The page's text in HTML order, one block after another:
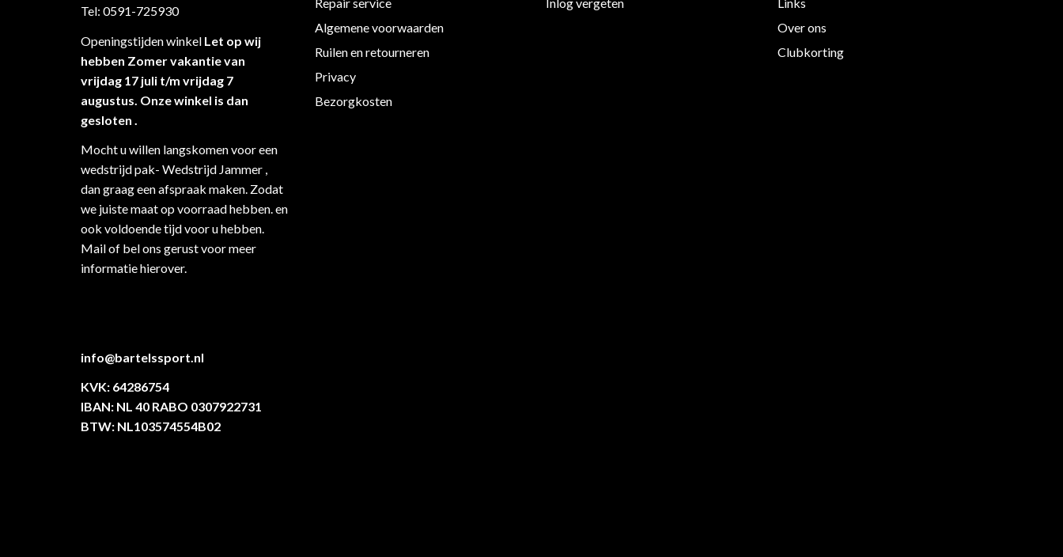
Tel: 0591-725930
Openingstijden winkel Let op wij
hebben Zomer vakantie van
vrijdag 17 juli t/m vrijdag 7
augustus. Onze winkel is dan
gesloten .
Mocht u willen langskomen voor een
wedstrijd pak- Wedstrijd Jammer ,
dan graag een afspraak maken. Zodat
we juiste maat op voorraad hebben. en
ook voldoende tijd voor u hebben.
Mail of bel ons gerust voor meer
informatie hierover.
info@bartelssport.nl
KVK: 64286754
IBAN: NL 40 RABO 0307922731
BTW: NL103574554B02
Repair service
Algemene voorwaarden
Ruilen en retourneren
Privacy
Bezorgkosten
Inlog vergeten
Links
Over ons
Clubkorting